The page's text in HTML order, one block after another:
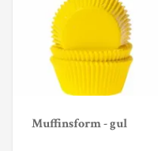
Muffinsform - gul